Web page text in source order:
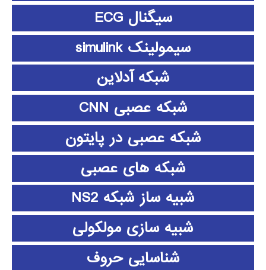
سیگنال ECG
سیمولینک simulink
شبکه آدلاین
شبکه عصبی CNN
شبکه عصبی در پایتون
شبکه های عصبی
شبیه ساز شبکه NS2
شبیه سازی مولکولی
شناسایی حروف